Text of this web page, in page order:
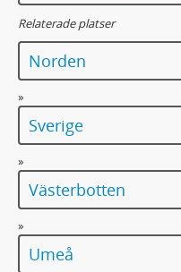
Relaterade platser
Norden
»
Sverige
»
Västerbotten
»
Umeå